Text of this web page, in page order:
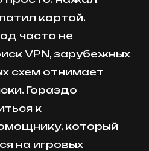
картой.
часто не
VPN, зарубежных
схем отнимает
Гораздо
к
который
на игровых